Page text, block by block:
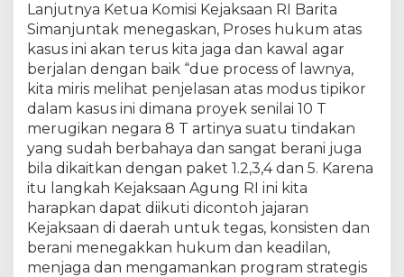
r
a
t
e
g
i
s
B
T
S
o
m
i
n
Lanjutnya Ketua Komisi Kejaksaan RI Barita
Simanjuntak menegaskan, Proses hukum atas
kasus ini akan terus kita jaga dan kawal agar
berjalan dengan baik “due process of lawnya,
kita miris melihat penjelasan atas modus tipikor
dalam kasus ini dimana proyek senilai 10 T
merugikan negara 8 T artinya suatu tindakan
yang sudah berbahaya dan sangat berani juga
bila dikaitkan dengan paket 1.2,3,4 dan 5. Karena
itu langkah Kejaksaan Agung RI ini kita
harapkan dapat diikuti dicontoh jajaran
Kejaksaan di daerah untuk tegas, konsisten dan
berani menegakkan hukum dan keadilan,
menjaga dan mengamankan program strategis